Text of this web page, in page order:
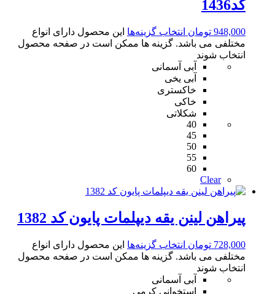
کد1436
948,000 تومان انتخاب گزینه‌ها این محصول دارای انواع
مختلفی می باشد. گزینه ها ممکن است در صفحه محصول
انتخاب شوند
آبی آسمانی
آبی یخی
خاکستری
خاکی
شکلاتی
40
45
50
55
60
Clear
پیراهن لینن یقه دیپلمات پایون کد 1382
728,000 تومان انتخاب گزینه‌ها این محصول دارای انواع
مختلفی می باشد. گزینه ها ممکن است در صفحه محصول
انتخاب شوند
آبی آسمانی
استخوانی کرمی